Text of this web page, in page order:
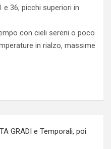
36; picchi superiori in
con cieli sereni o poco
in rialzo, massime
GRADI e Temporali, poi